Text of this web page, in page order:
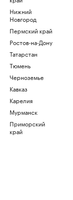
Нижний
Новгород
Пермский край
Ростов-на-Дону
Татарстан
Тюмень
Черноземье
Кавказ
Карелия
Мурманск
Приморский
край